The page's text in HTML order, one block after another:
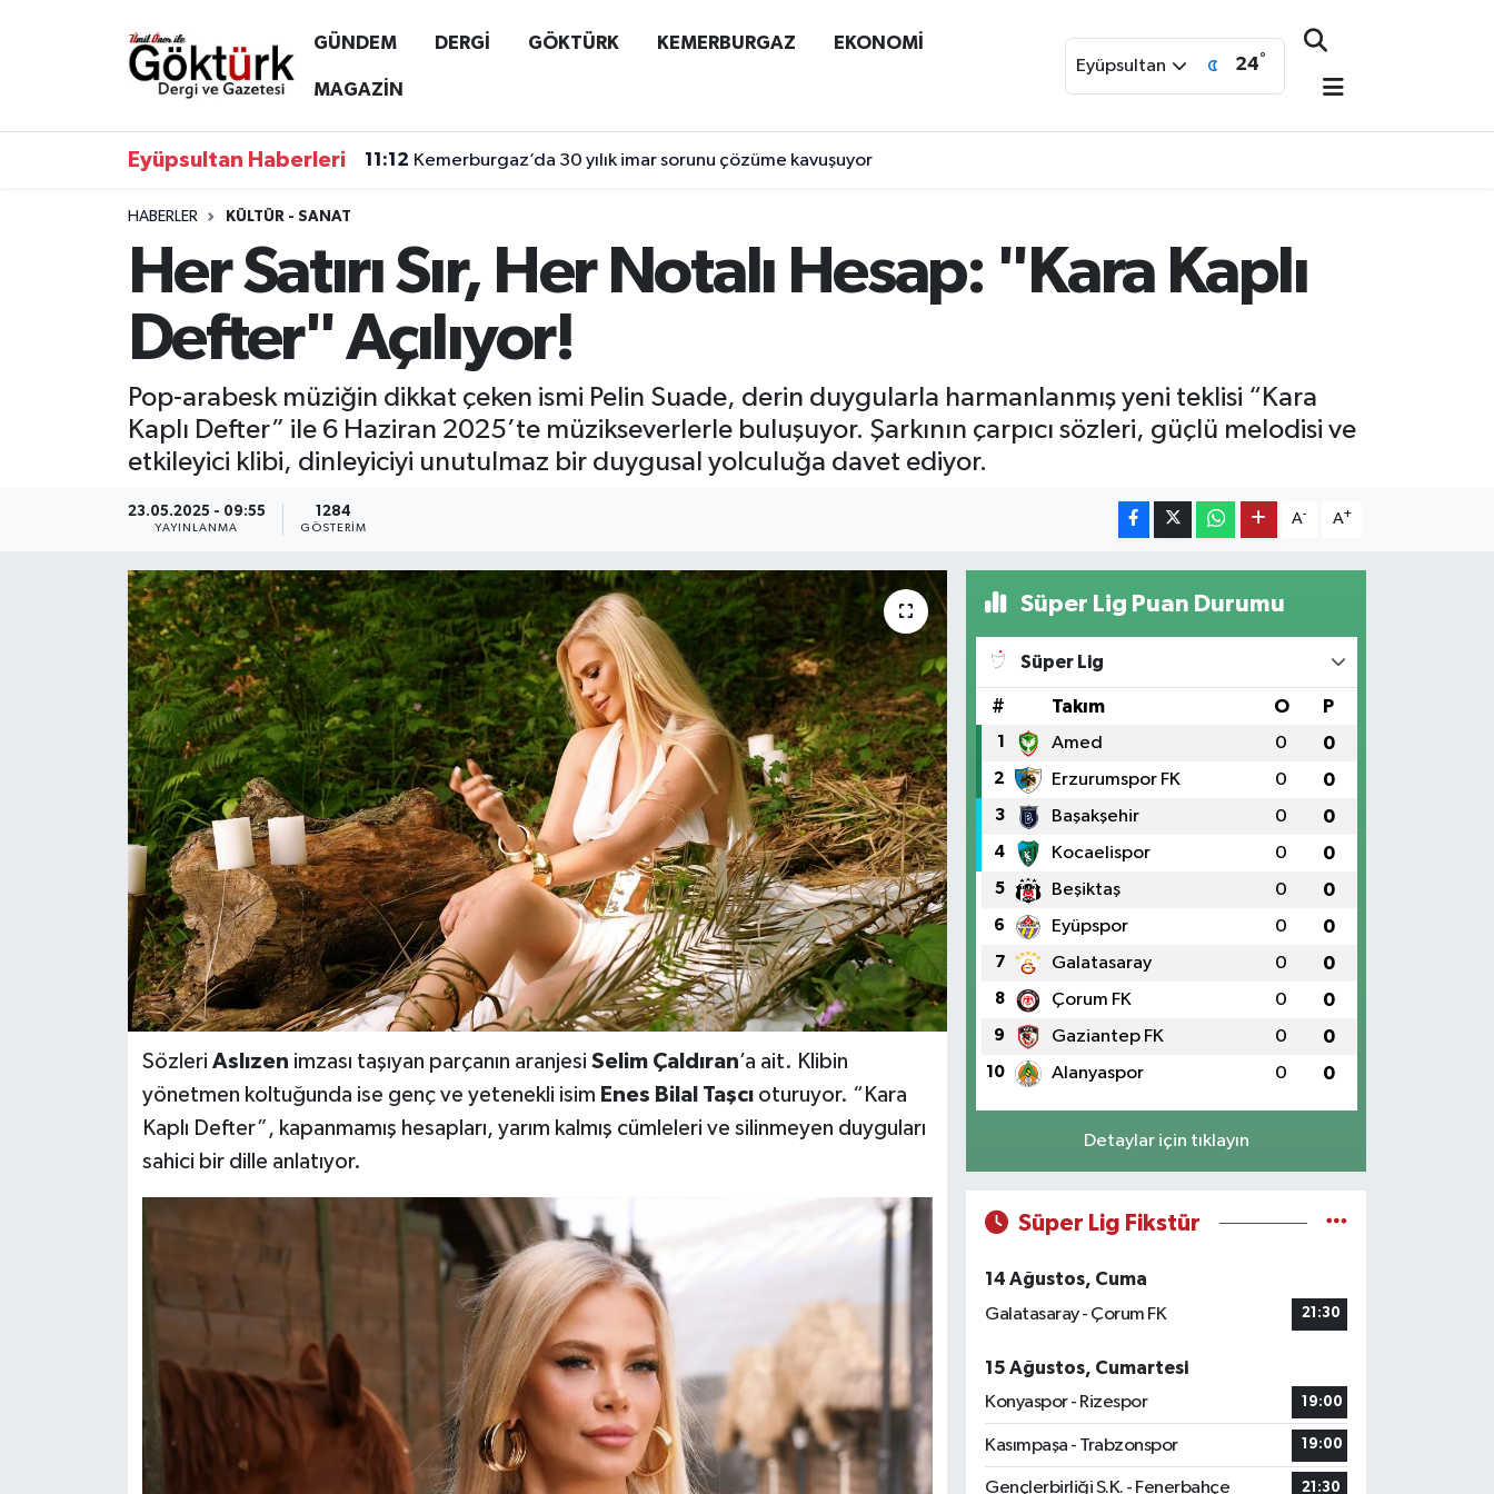
GÜNDEM DERGİ GÖKTÜRK KEMERBURGAZ EKONOMİ
MAGAZİN
Eyüpsultan 24°
Eyüpsultan Haberleri 11:12 Kemerburgaz’da 30 yılık imar sorunu çözüme kavuşuyor
HABERLER KÜLTÜR - SANAT
Her Satırı Sır, Her Notalı Hesap: "Kara Kaplı
Defter" Açılıyor!
Pop-arabesk müziğin dikkat çeken ismi Pelin Suade, derin duygularla harmanlanmış yeni teklisi “Kara
Kaplı Defter” ile 6 Haziran 2025’te müzikseverlerle buluşuyor. Şarkının çarpıcı sözleri, güçlü melodisi ve
etkileyici klibi, dinleyiciyi unutulmaz bir duygusal yolculuğa davet ediyor.
23.05.2025 - 09:55
YAYINLANMA
1284
GÖSTERIM
A- A+
Sözleri Aslızen imzası taşıyan parçanın aranjesi Selim Çaldıran’a ait. Klibin
yönetmen koltuğunda ise genç ve yetenekli isim Enes Bilal Taşcıoturuyor. “Kara
Kaplı Defter”, kapanmamış hesapları, yarım kalmış cümleleri ve silinmeyen duyguları
sahici bir dille anlatıyor.
Süper Lig Puan Durumu
Süper Lig
# Takım O P
1 Amed 0 0
2 Erzurumspor FK 0 0
3 Başakşehir 0 0
4 Kocaelispor 0 0
5 Beşiktaş 0 0
6 Eyüpspor 0 0
7 Galatasaray 0 0
8 Çorum FK 0 0
9 Gaziantep FK 0 0
10 Alanyaspor 0 0
Detaylar için tıklayın
Süper Lig Fikstür
14 Ağustos, Cuma
Galatasaray - Çorum FK
21:30
15 Ağustos, Cumartesi
Konyaspor - Rizespor
19:00
Kasımpaşa - Trabzonspor 19:00
Gençlerbirliği S.K. - Fenerbahçe 21:30
Anne Çocuk
GÖKTÜRK
KEMERBURGAZ
KÜLTÜR - SANAT
MAGAZİN
ÖZEL HABER
SAĞLIK
TEKNOLOJİ
TİCARET
Eyüpsultan Hava Durumu
Son Dakika Haberleri